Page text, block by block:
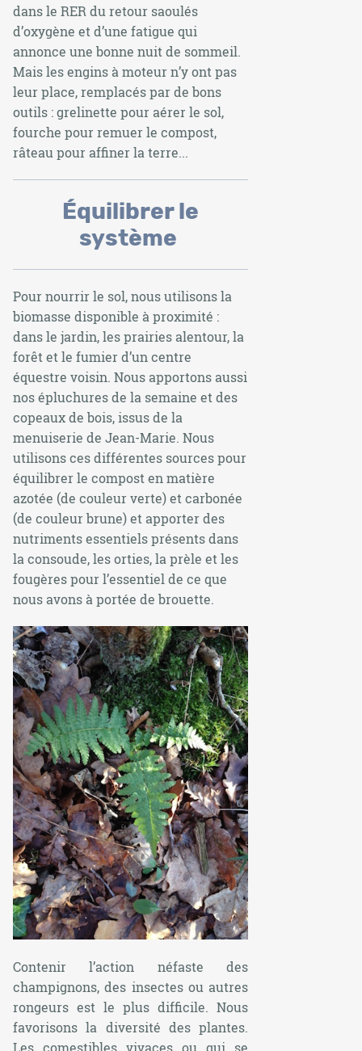
dans le RER du retour saoulés
d’oxygène et d’une fatigue qui
annonce une bonne nuit de sommeil.
Mais les engins à moteur n’y ont pas
leur place, remplacés par de bons
outils : grelinette pour aérer le sol,
fourche pour remuer le compost,
râteau pour affiner la terre...
Équilibrer le
système
Pour nourrir le sol, nous utilisons la
biomasse disponible à proximité :
dans le jardin, les prairies alentour, la
forêt et le fumier d’un centre
équestre voisin. Nous apportons aussi
nos épluchures de la semaine et des
copeaux de bois, issus de la
menuiserie de Jean-Marie. Nous
utilisons ces différentes sources pour
équilibrer le compost en matière
azotée (de couleur verte) et carbonée
(de couleur brune) et apporter des
nutriments essentiels présents dans
la consoude, les orties, la prèle et les
fougères pour l’essentiel de ce que
nous avons à portée de brouette.
Contenir l’action néfaste des
champignons, des insectes ou autres
rongeurs est le plus difficile. Nous
favorisons la diversité des plantes.
Les comestibles vivaces ou qui se